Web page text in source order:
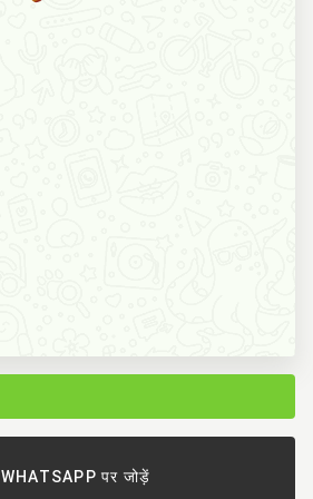
WHATSAPP पर जोड़ें